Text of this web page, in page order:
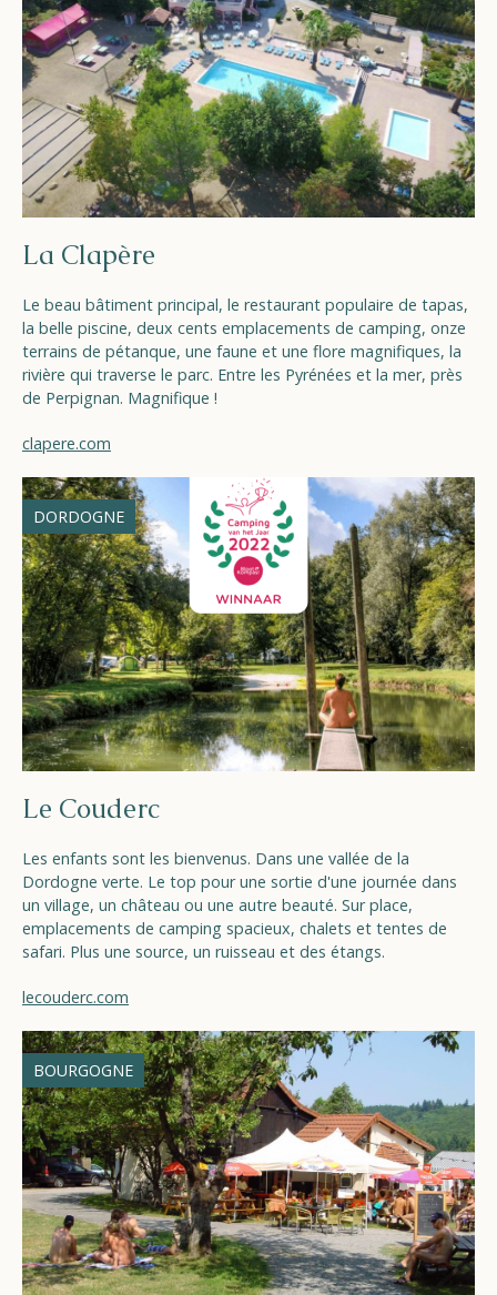
La Clapère
Le beau bâtiment principal, le restaurant populaire de tapas,
la belle piscine, deux cents emplacements de camping, onze
terrains de pétanque, une faune et une flore magnifiques, la
rivière qui traverse le parc. Entre les Pyrénées et la mer, près
de Perpignan. Magnifique !
clapere.com
DORDOGNE
Le Couderc
Les enfants sont les bienvenus. Dans une vallée de la
Dordogne verte. Le top pour une sortie d'une journée dans
un village, un château ou une autre beauté. Sur place,
emplacements de camping spacieux, chalets et tentes de
safari. Plus une source, un ruisseau et des étangs.
lecouderc.com
BOURGOGNE